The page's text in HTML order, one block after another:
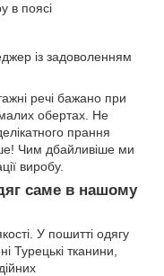
в поясі
із задоволенням
речі бажано при
обертах. Не
прання
Чим дбайливіше ми
виробу.
саме в нашому
У пошитті одягу
Турецькі тканини,